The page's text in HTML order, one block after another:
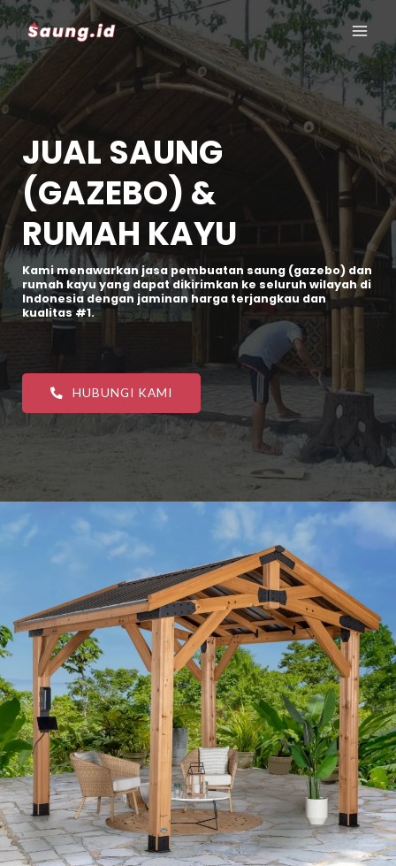
JUAL SAUNG
(GAZEBO) &
RUMAH KAYU
Kami menawarkan jasa pembuatan saung (gazebo) dan
rumah kayu yang dapat dikirimkan ke seluruh wilayah di
Indonesia dengan jaminan harga terjangkau dan
kualitas #1.
HUBUNGI KAMI